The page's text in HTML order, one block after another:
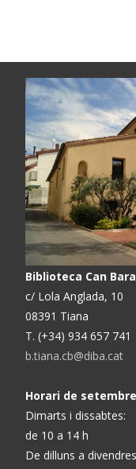
Biblioteca Can
c/ Lola Anglada, 10
08391 Tiana
T. (+34) 934 657 741
b.tiana.cb@diba.cat
Horari de
Dimarts i dissabtes:
de 10 a 14 h
De dilluns a